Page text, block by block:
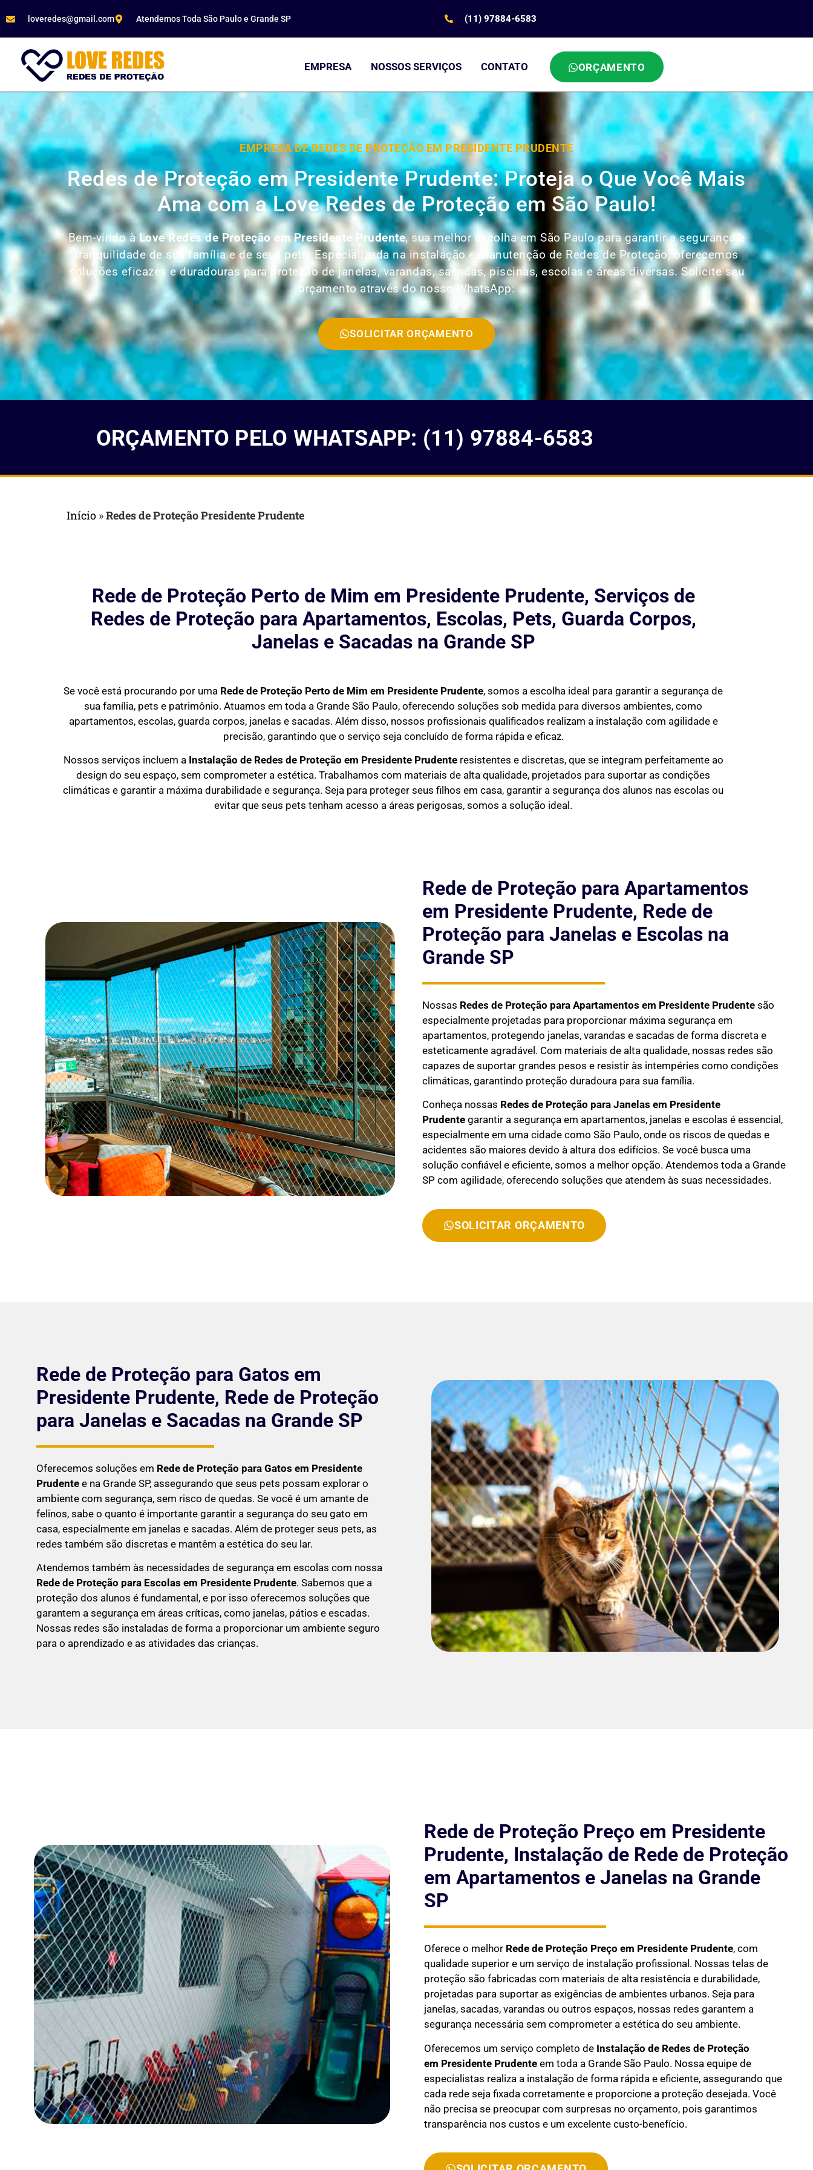
loveredes@gmail.com Atendemos Toda São Paulo e Grande SP (11) 97884-6583
EMPRESA NOSSOS SERVIÇOS CONTATO ORÇAMENTO
EMPRESA DE REDES DE PROTEÇÃO EM PRESIDENTE PRUDENTE
Redes de Proteção em Presidente Prudente: Proteja o Que Você Mais
Ama com a Love Redes de Proteção em São Paulo!
Bem-vindo àLove Redes de Proteção em Presidente Prudente, sua melhor escolha em São Paulo para garantir a segurança e
tranquilidade de sua família e de seus pets. Especializada na instalação e manutenção de Redes de Proteção, oferecemos
soluções eficazes e duradouras para proteção de janelas, varandas, sacadas, piscinas, escolas e áreas diversas. Solicite seu
orçamento através do nosso WhatsApp:
SOLICITAR ORÇAMENTO
ORÇAMENTO PELO WHATSAPP: (11) 97884-6583
Início »Redes de Proteção Presidente Prudente
Rede de Proteção Perto de Mim em Presidente Prudente, Serviços de
Redes de Proteção para Apartamentos, Escolas, Pets, Guarda Corpos,
Janelas e Sacadas na Grande SP
Se você está procurando por uma Rede de Proteção Perto de Mim em Presidente Prudente, somos a escolha ideal para garantir a segurança de
sua família, pets e patrimônio. Atuamos em toda a Grande São Paulo, oferecendo soluções sob medida para diversos ambientes, como
apartamentos, escolas, guarda corpos, janelas e sacadas. Além disso, nossos profissionais qualificados realizam a instalação com agilidade e
precisão, garantindo que o serviço seja concluído de forma rápida e eficaz.
Nossos serviços incluem a Instalação de Redes de Proteção em Presidente Prudenteresistentes e discretas, que se integram perfeitamente ao
design do seu espaço, sem comprometer a estética. Trabalhamos com materiais de alta qualidade, projetados para suportar as condições
climáticas e garantir a máxima durabilidade e segurança. Seja para proteger seus filhos em casa, garantir a segurança dos alunos nas escolas ou
evitar que seus pets tenham acesso a áreas perigosas, somos a solução ideal.
Rede de Proteção para Apartamentos
em Presidente Prudente, Rede de
Proteção para Janelas e Escolas na
Grande SP
Nossas Redes de Proteção para Apartamentos em Presidente Prudentesão
especialmente projetadas para proporcionar máxima segurança em
apartamentos, protegendo janelas, varandas e sacadas de forma discreta e
esteticamente agradável. Com materiais de alta qualidade, nossas redes são
capazes de suportar grandes pesos e resistir às intempéries como condições
climáticas, garantindo proteção duradoura para sua família.
Conheça nossas Redes de Proteção para Janelas em Presidente
Prudentegarantir a segurança em apartamentos, janelas e escolas é essencial,
especialmente em uma cidade como São Paulo, onde os riscos de quedas e
acidentes são maiores devido à altura dos edifícios. Se você busca uma
solução confiável e eficiente, somos a melhor opção. Atendemos toda a Grande
SP com agilidade, oferecendo soluções que atendem às suas necessidades.
SOLICITAR ORÇAMENTO
Rede de Proteção para Gatos em
Presidente Prudente, Rede de Proteção
para Janelas e Sacadas na Grande SP
Oferecemos soluções em Rede de Proteção para Gatos em Presidente
Prudente e na Grande SP, assegurando que seus pets possam explorar o
ambiente com segurança, sem risco de quedas. Se você é um amante de
felinos, sabe o quanto é importante garantir a segurança do seu gato em
casa, especialmente em janelas e sacadas. Além de proteger seus pets, as
redes também são discretas e mantêm a estética do seu lar.
Atendemos também às necessidades de segurança em escolas com nossa
Rede de Proteção para Escolas em Presidente Prudente. Sabemos que a
proteção dos alunos é fundamental, e por isso oferecemos soluções que
garantem a segurança em áreas críticas, como janelas, pátios e escadas.
Nossas redes são instaladas de forma a proporcionar um ambiente seguro
para o aprendizado e as atividades das crianças.
Rede de Proteção Preço em Presidente
Prudente, Instalação de Rede de Proteção
em Apartamentos e Janelas na Grande
SP
Oferece o melhor Rede de Proteção Preço em Presidente Prudente, com
qualidade superior e um serviço de instalação profissional. Nossas telas de
proteção são fabricadas com materiais de alta resistência e durabilidade,
projetadas para suportar as exigências de ambientes urbanos. Seja para
janelas, sacadas, varandas ou outros espaços, nossas redes garantem a
segurança necessária sem comprometer a estética do seu ambiente.
Oferecemos um serviço completo de Instalação de Redes de Proteção
em Presidente Prudenteem toda a Grande São Paulo. Nossa equipe de
especialistas realiza a instalação de forma rápida e eficiente, assegurando que
cada rede seja fixada corretamente e proporcione a proteção desejada. Você
não precisa se preocupar com surpresas no orçamento, pois garantimos
transparência nos custos e um excelente custo-benefício.